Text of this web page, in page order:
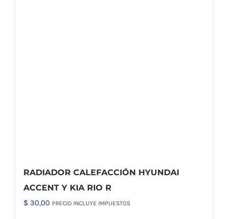
RADIADOR CALEFACCIÓN HYUNDAI
ACCENT Y KIA RIO R
$ 30,00 PRECIO INCLUYE IMPUESTOS